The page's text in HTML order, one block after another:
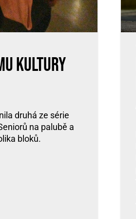
kultury
druhá ze série
na palubě a
bloků.